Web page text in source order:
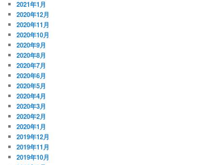
2021年1月
2020年12月
2020年11月
2020年10月
2020年9月
2020年8月
2020年7月
2020年6月
2020年5月
2020年4月
2020年3月
2020年2月
2020年1月
2019年12月
2019年11月
2019年10月